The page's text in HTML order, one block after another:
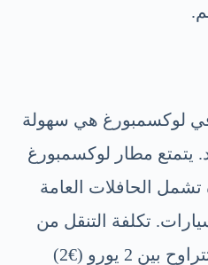
لوكسمبورغ هي سهولة
يتمتع مطار لوكسمبورغ
الحافلات العامة
تكلفة التنقل من
المطار إلى وسط المدينة تتراوح بين 2 يورو (€2)